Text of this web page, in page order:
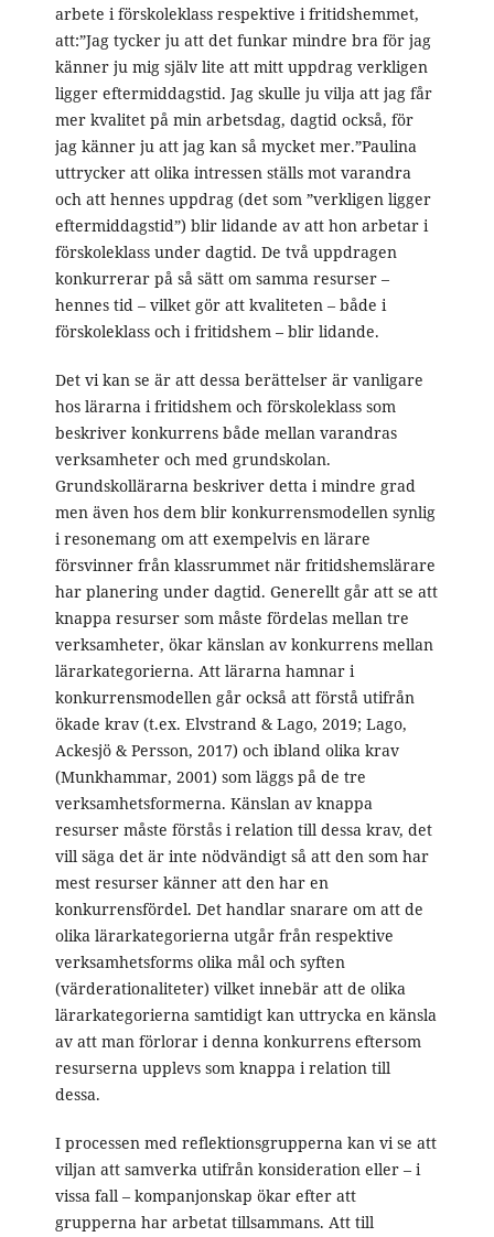
arbete i förskoleklass respektive i fritidshemmet,
att:”Jag tycker ju att det funkar mindre bra för jag
känner ju mig själv lite att mitt uppdrag verkligen
ligger eftermiddagstid. Jag skulle ju vilja att jag får
mer kvalitet på min arbetsdag, dagtid också, för
jag känner ju att jag kan så mycket mer.”Paulina
uttrycker att olika intressen ställs mot varandra
och att hennes uppdrag (det som ”verkligen ligger
eftermiddagstid”) blir lidande av att hon arbetar i
förskoleklass under dagtid. De två uppdragen
konkurrerar på så sätt om samma resurser –
hennes tid – vilket gör att kvaliteten – både i
förskoleklass och i fritidshem – blir lidande.
Det vi kan se är att dessa berättelser är vanligare
hos lärarna i fritidshem och förskoleklass som
beskriver konkurrens både mellan varandras
verksamheter och med grundskolan.
Grundskollärarna beskriver detta i mindre grad
men även hos dem blir konkurrensmodellen synlig
i resonemang om att exempelvis en lärare
försvinner från klassrummet när fritidshemslärare
har planering under dagtid. Generellt går att se att
knappa resurser som måste fördelas mellan tre
verksamheter, ökar känslan av konkurrens mellan
lärarkategorierna. Att lärarna hamnar i
konkurrensmodellen går också att förstå utifrån
ökade krav (t.ex. Elvstrand & Lago, 2019; Lago,
Ackesjö & Persson, 2017) och ibland olika krav
(Munkhammar, 2001) som läggs på de tre
verksamhetsformerna. Känslan av knappa
resurser måste förstås i relation till dessa krav, det
vill säga det är inte nödvändigt så att den som har
mest resurser känner att den har en
konkurrensfördel. Det handlar snarare om att de
olika lärarkategorierna utgår från respektive
verksamhetsforms olika mål och syften
(värderationaliteter) vilket innebär att de olika
lärarkategorierna samtidigt kan uttrycka en känsla
av att man förlorar i denna konkurrens eftersom
resurserna upplevs som knappa i relation till
dessa.
I processen med reflektionsgrupperna kan vi se att
viljan att samverka utifrån konsideration eller – i
vissa fall – kompanjonskap ökar efter att
grupperna har arbetat tillsammans. Att till